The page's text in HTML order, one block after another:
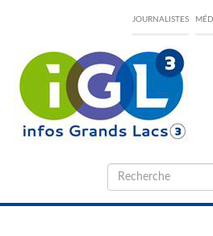
content
JOURNALISTES
Formulaire
de